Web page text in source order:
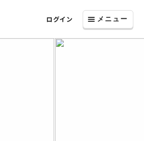
ログイン メニュー